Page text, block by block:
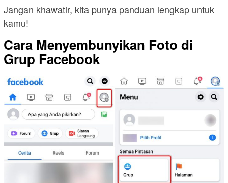
Jangan khawatir, kita punya panduan lengkap untuk
kamu!
Cara Menyembunyikan Foto di
Grup Facebook